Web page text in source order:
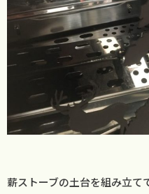
薪ストーブの土台を組み立て